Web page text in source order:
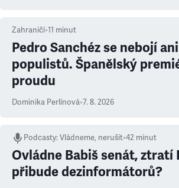
Zahraničí•11 minut
Pedro Sanchéz se nebojí
populistů. Španělský
proudu
Dominika Perlínová•7. 8. 2026
Podcasty:Vládneme, nerušit•42 minut
Ovládne Babiš senát, ztratí
přibude dezinformátorů?